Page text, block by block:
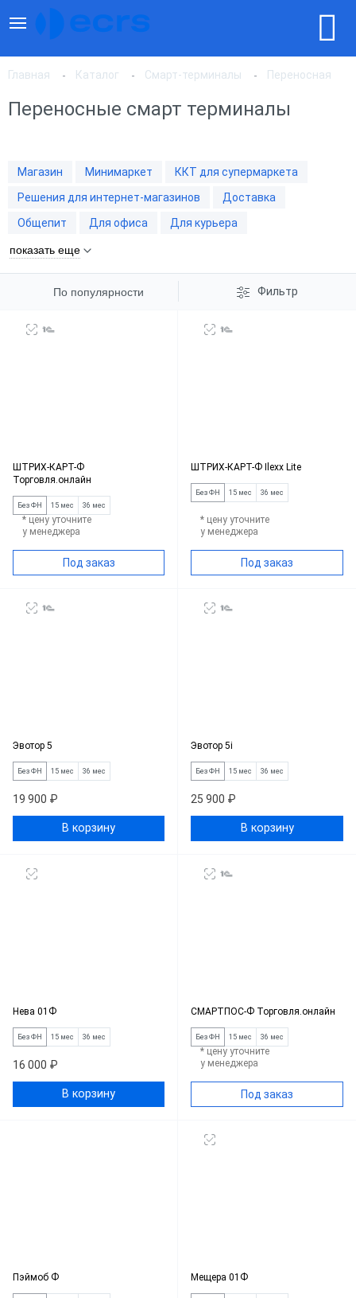
Главная Каталог Смарт-терминалы Переносная
Переносные смарт терминалы
Магазин Минимаркет
ККТ для супермаркета
Решения для интернет-магазинов
Доставка
Общепит
Для офиса Для курьера
показать еще
По популярности Фильтр
По цене, по возрастанию
ШТРИХ-КАРТ-Ф
Торговля.онлайн
Без ФН 15 мес 36 мес
* цену уточните
у менеджера
Под заказ
ШТРИХ-КАРТ-Ф Ilexx Lite
Без ФН 15 мес 36 мес
* цену уточните
у менеджера
Под заказ
Эвотор 5
Без ФН 15 мес 36 мес
19 900 ₽
В корзину
Эвотор 5i
Без ФН 15 мес 36 мес
25 900 ₽
В корзину
Нева 01Ф
Без ФН 15 мес 36 мес
16 000 ₽
В корзину
СМАРТПОС-Ф Торговля.онлайн
Без ФН 15 мес 36 мес
* цену уточните
у менеджера
Под заказ
Пэймоб Ф Мещера 01Ф